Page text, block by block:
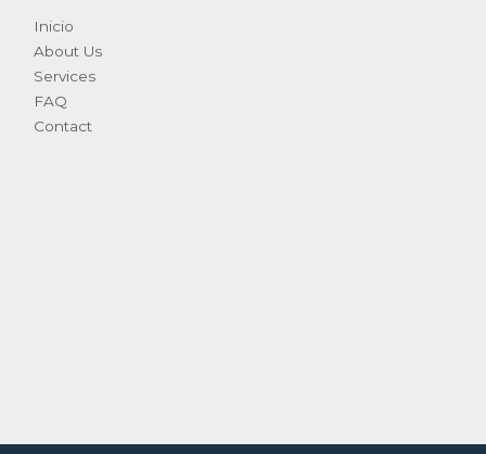
Inicio
About Us
Services
FAQ
Contact